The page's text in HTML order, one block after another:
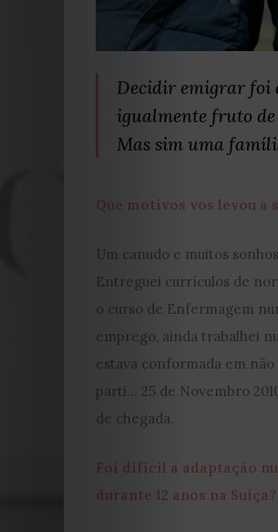
Decidir emigrar foi
igualmente fruto
Mas sim uma
Que motivos vos levou a
Um canudo e muitos
Entreguei currículos de
o curso de Enfermagem
emprego, ainda trabalhei
estava conformada em
parti… 25 de Novembro
de chegada.
Foi difícil a adaptação
durante 12 anos na Suíça?